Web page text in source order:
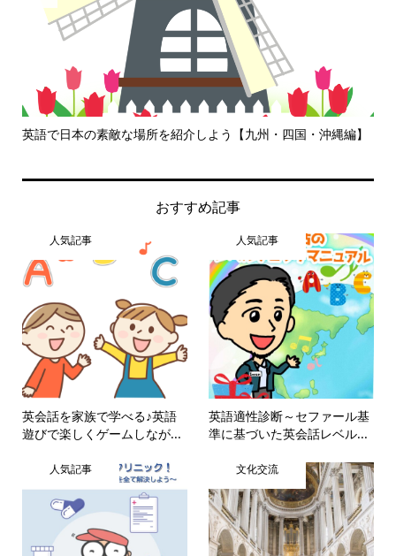
英語で日本の素敵な場所を紹介しよう【九州・四国・沖縄編】
おすすめ記事
人気記事
英会話を家族で学べる♪英語
遊びで楽しくゲームしなが...
人気記事
英語適性診断～セファール基
準に基づいた英会話レベル...
人気記事 文化交流